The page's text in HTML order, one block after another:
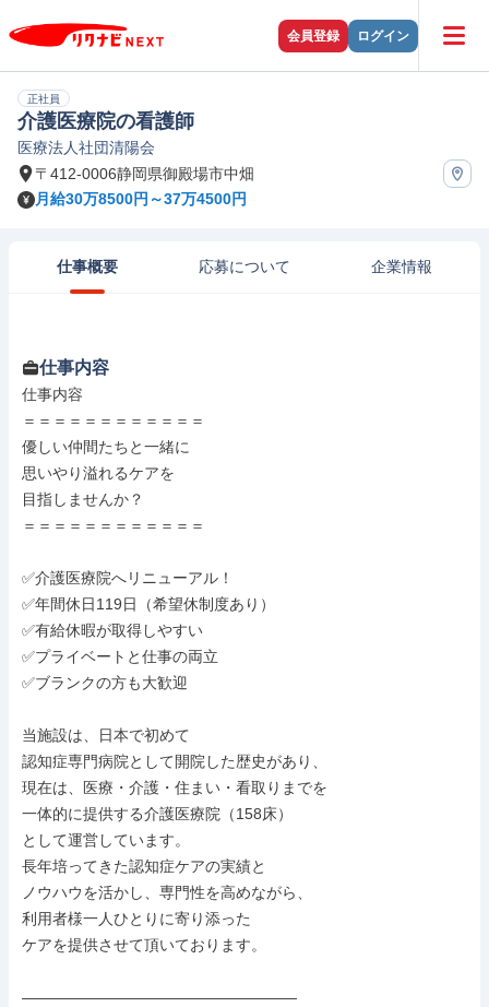
会員登録 ログイン
正社員
介護医療院の看護師
医療法人社団清陽会
〒412-0006静岡県御殿場市中畑
月給30万8500円～37万4500円
仕事概要 応募について 企業情報
仕事内容
仕事内容
＝＝＝＝＝＝＝＝＝＝＝＝
優しい仲間たちと一緒に
思いやり溢れるケアを
目指しませんか？
＝＝＝＝＝＝＝＝＝＝＝＝
✅介護医療院へリニューアル！
✅年間休日119日（希望休制度あり）
✅有給休暇が取得しやすい
✅プライベートと仕事の両立
✅ブランクの方も大歓迎
当施設は、日本で初めて
認知症専門病院として開院した歴史があり、
現在は、医療・介護・住まい・看取りまでを
一体的に提供する介護医療院（158床）
として運営しています。
長年培ってきた認知症ケアの実績と
ノウハウを活かし、専門性を高めながら、
利用者様一人ひとりに寄り添った
ケアを提供させて頂いております。
――――――――――――――――――